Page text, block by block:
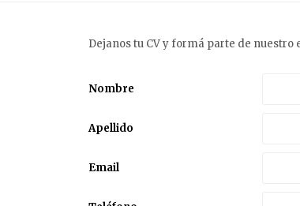
Dejanos tu CV y formá parte de nuestro
Nombre
Apellido
Email